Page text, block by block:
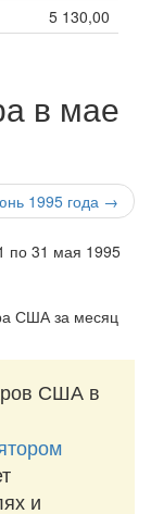
5 130,00
в мае
1995 года →
США за месяц
США в
и